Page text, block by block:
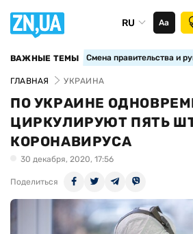
RU Аа
ВАЖНЫЕ ТЕМЫ Смена правительства и
ГЛАВНАЯ УКРАИНА
ПО УКРАИНЕ
ЦИРКУЛИРУЮТ ПЯТЬ
КОРОНАВИРУСА
30 декабря, 2020, 17:56
Поделиться